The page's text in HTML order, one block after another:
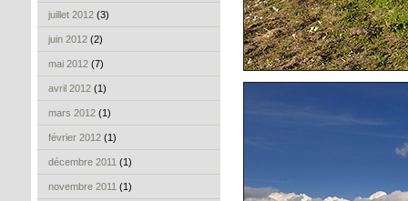
juillet 2012 (3)
juin 2012 (2)
mai 2012 (7)
avril 2012 (1)
mars 2012 (1)
février 2012 (1)
décembre 2011 (1)
novembre 2011 (1)